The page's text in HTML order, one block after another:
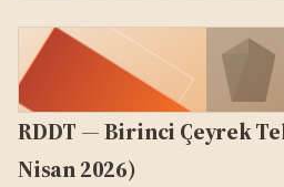
RDDT — Birinci Çeyrek
Nisan 2026)